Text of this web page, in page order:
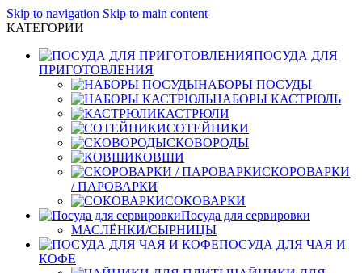
Skip to navigation Skip to main content
КАТЕГОРИИ
ПОСУДА ДЛЯ
ПРИГОТОВЛЕНИЯ
НАБОРЫ ПОСУДЫ
НАБОРЫ КАСТРЮЛЬ
КАСТРЮЛИ
СОТЕЙНИКИ
СКОВОРОДЫ
КОВШИ
СКОРОВАРКИ
/ ПАРОВАРКИ
СОКОВАРКИ
Посуда для сервировки
МАСЛЁНКИ/СЫРНИЦЫ
ПОСУДА ДЛЯ ЧАЯ И
КОФЕ